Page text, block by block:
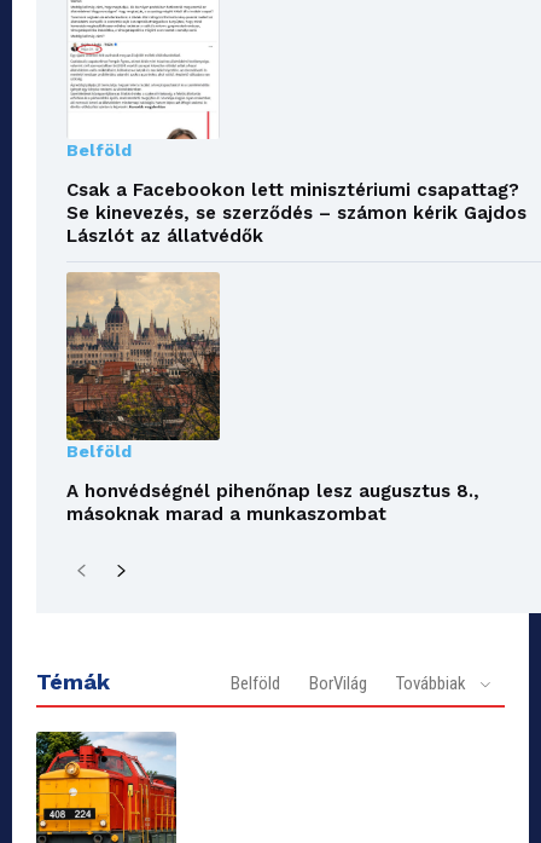
Belföld
Csak a Facebookon lett minisztériumi csapattag?
Se kinevezés, se szerződés – számon kérik Gajdos
Lászlót az állatvédők
Belföld
A honvédségnél pihenőnap lesz augusztus 8.,
másoknak marad a munkaszombat
Témák Belföld BorVilág Továbbiak